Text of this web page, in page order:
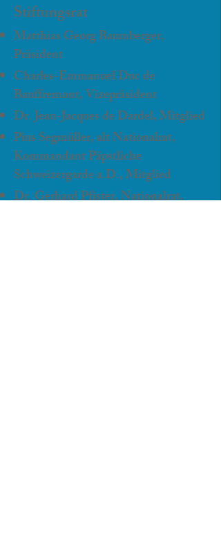
Stiftungsrat
Matthias Georg Baumberger,
Präsident
Charles-Emmanuel Duc de
Bauffremont, Vizepräsident
Dr. Jean-Jacques de Dardel, Mitglied
Pius Segmüller, alt Nationalrat,
Kommandant Päpstliche
Schweizergarde a.D., Mitglied
Dr. Gerhard Pfister, Nationalrat,